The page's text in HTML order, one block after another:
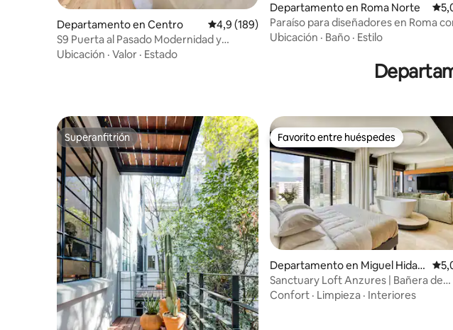
Departamento en Centro Calificación promedio: 4,9 de 5. 189 evaluaciones
4,9 (189)
S9 Puerta al Pasado Modernidad y
Tradición @Centro
Ubicación · Valor · Estado
Departamento en Roma Norte
Paraíso para diseñadores en Roma
terraza privada en la azotea
Ubicación · Baño · Estilo
Superanfitrión
Superanfitrión Favorito entre huéspedes
Favorito entre huéspedes
Departamento en Miguel Hidalg
o
Sanctuary Loft Anzures | Bañera de
hidromasaje romántica | 2 huéspedes
Confort · Limpieza · Interiores